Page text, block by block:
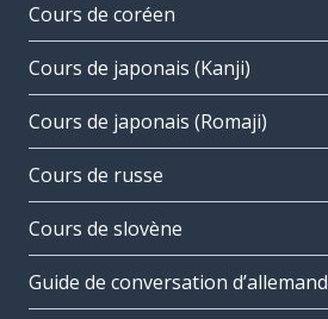
Cours de coréen
Cours de japonais (Kanji)
Cours de japonais (Romaji)
Cours de russe
Cours de slovène
Guide de conversation d’allemand